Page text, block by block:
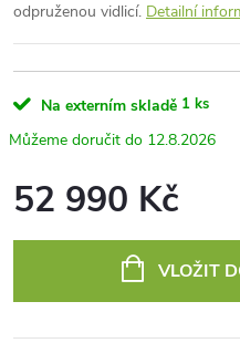
odpruženou vidlicí. Detailní
Na externím skladě 1 ks
12.8.2026
52 990 Kč
VLOŽIT